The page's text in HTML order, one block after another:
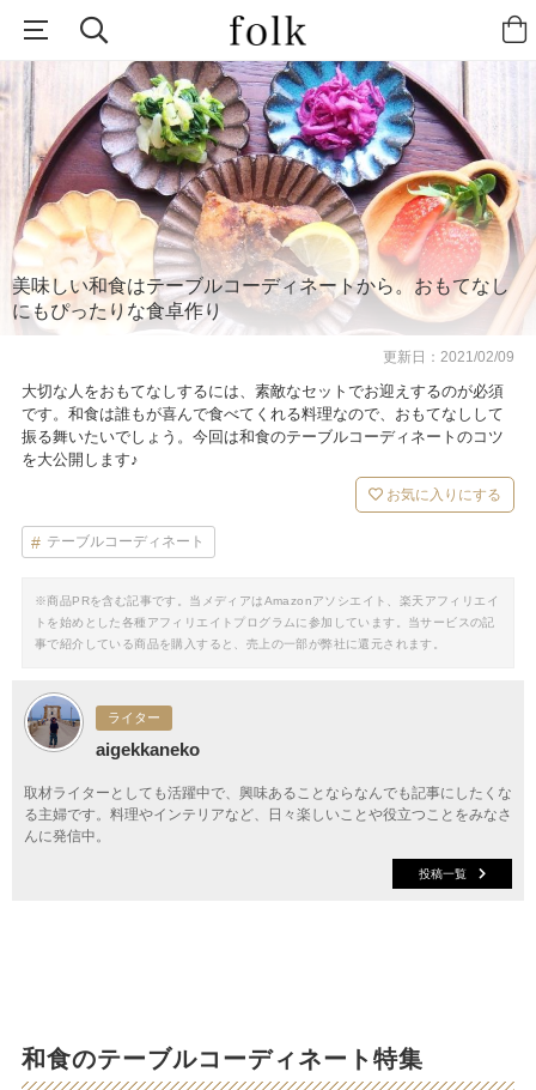
美味しい和食はテーブルコーディネートから。おもてなし
にもぴったりな食卓作り
更新日：2021/02/09
大切な人をおもてなしするには、素敵なセットでお迎えするのが必須
です。和食は誰もが喜んで食べてくれる料理なので、おもてなしして
振る舞いたいでしょう。今回は和食のテーブルコーディネートのコツ
を大公開します♪
お気に入りにする
テーブルコーディネート
※商品PRを含む記事です。当メディアはAmazonアソシエイト、楽天アフィリエイ
トを始めとした各種アフィリエイトプログラムに参加しています。当サービスの記
事で紹介している商品を購入すると、売上の一部が弊社に還元されます。
ライター
aigekkaneko
取材ライターとしても活躍中で、興味あることならなんでも記事にしたくな
る主婦です。料理やインテリアなど、日々楽しいことや役立つことをみなさ
んに発信中。
投稿一覧
和食のテーブルコーディネート特集